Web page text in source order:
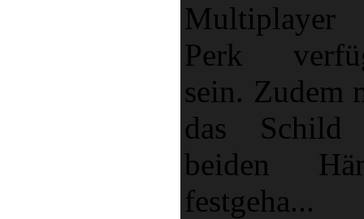
Perk
sein. Zudem
das
beiden
festgeha...